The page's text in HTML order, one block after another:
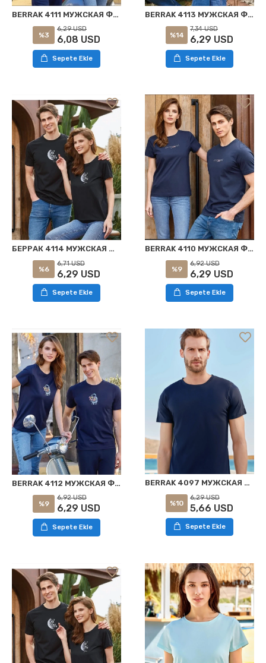
BERRAK 4111 МУЖСКАЯ ФУТБОЛКА ЗЕЛЕНАЯ
%3
6,29 USD
6,08 USD
Sepete Ekle
BERRAK 4113 МУЖСКАЯ ФУТБОЛКА БЕЛАЯ
%14
7,34 USD
6,29 USD
Sepete Ekle
БЕРРАК 4114 МУЖСКАЯ ФУТБОЛКА ЧЕРНАЯ
%6
6,71 USD
6,29 USD
Sepete Ekle
BERRAK 4110 МУЖСКАЯ ФУТБОЛКА ТЕМНО-СИНЯЯ
%9
6,92 USD
6,29 USD
Sepete Ekle
BERRAK 4112 МУЖСКАЯ ФУТБОЛКА ТЕМНО-СИНЯЯ
%9
6,92 USD
6,29 USD
Sepete Ekle
BERRAK 4097 МУЖСКАЯ ФУТБОЛКА СИНЕГО ЦВЕТА
%10
6,29 USD
5,66 USD
Sepete Ekle